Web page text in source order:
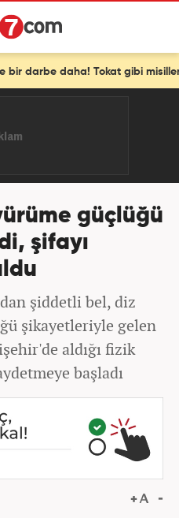
gibi misilleme
güçlüğü
şifayı
şiddetli bel, diz
şikayetleriyle gelen
aldığı fizik
başladı